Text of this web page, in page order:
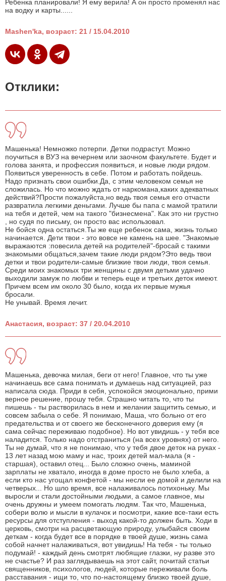
Ребенка планировали! Я ему верила! А он просто променял нас
на водку и карты......
Mashen'ka, возраст: 21 / 15.04.2010
Отклики:
Машенька! Немножко потерпи. Детки подрастут. Можно
поучиться в ВУЗ на вечернем или заочном факультете. Будет и
голова занята, и профессия появиться, и новые люди рядом.
Появиться уверенность в себе. Потом и работать пойдешь.
Надо признать свои ошибки.Да, с этим человеком семья не
сложилась. Но что можно ждать от наркомана,каких адекватных
действий?Прости пожалуйста,но ведь твоя семья его отчасти
развратила легкими деньгами. Лучше бы папа с мамой тратили
на тебя и детей, чем на такого "бизнесмена". Как это ни грустно
, но судя по письму, он просто вас использовал.
Не бойся одна остаться.Ты же еще ребенок сама, жизнь только
начинается. Дети твои - это вовсе не камень на шее. "Знакомые
выражаются :повесила детей на родителей"-бросай с такими
знакомыми общаться,зачем такие люди рядом?Это ведь твои
детки и твои родители-самые близкие твои люди, твоя семья.
Среди моих знакомых три женщины с двумя детьми удачно
выходили замуж по любви и теперь еще и третьих деток имеют.
Причем всем им около 30 было, когда их первые мужья
бросали.
Не унывай. Время лечит.
Анастасия, возраст: 37 / 20.04.2010
Машенька, девочка милая, беги от него! Главное, что ты уже
начинаешь все сама понимать и думаешь над ситуацией, раз
написала сюда. Приди в себя, успокойся эмоционально, прими
верное решение, прошу тебя. Страшно читать то, что ты
пишешь - ты растворилась в нем и желании защитить семью, и
совсем забыла о себе. Я понимаю, Маша, что больно от его
предательства и от своего же бесконечного доверия ему (я
сама сейчас переживаю подобное). Но вот увидишь - у тебя все
наладится. Только надо отстраниться (на всех уровнях) от него.
Ты не думай, что я не понимаю, что у тебя двое деток на руках -
13 лет назад мою маму и нас, троих детей мал-мала (я -
старшая), оставил отец... Было сложно очень, маминой
зарплаты не хватало, иногда в доме просто не было хлеба, а
если кто нас угощал конфетой - мы несли ее домой и делили на
четверых... Но шло время, все налаживалось потихоньку. Мы
выросли и стали достойными людьми, а самое главное, мы
очень дружны и умеем помогать людям. Так что, Машенька,
собери волю и мысли в кулачок и посмотри, какие все-таки есть
ресурсы для отступления - выход какой-то должен быть. Ходи в
церковь, смотри на расцветающую природу, улыбайся своим
деткам - когда будет все в порядке в твоей душе, жизнь сама
собой начнет налаживаться, вот увидишь! На тебя - ты только
подумай! - каждый день смотрят любящие глазки, ну разве это
не счастье? И раз заглядываешь на этот сайт, почитай статьи
священников, психологов, людей, которые переживали боль
расставания - ищи то, что по-настоящему близко твоей душе,